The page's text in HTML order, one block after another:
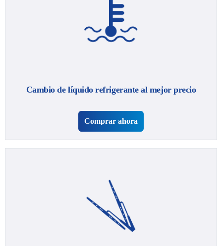
Cambio de líquido refrigerante al mejor precio
Comprar ahora